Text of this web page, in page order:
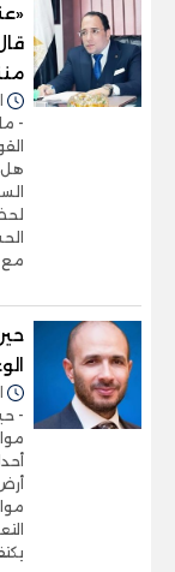
-
هل
مع
-